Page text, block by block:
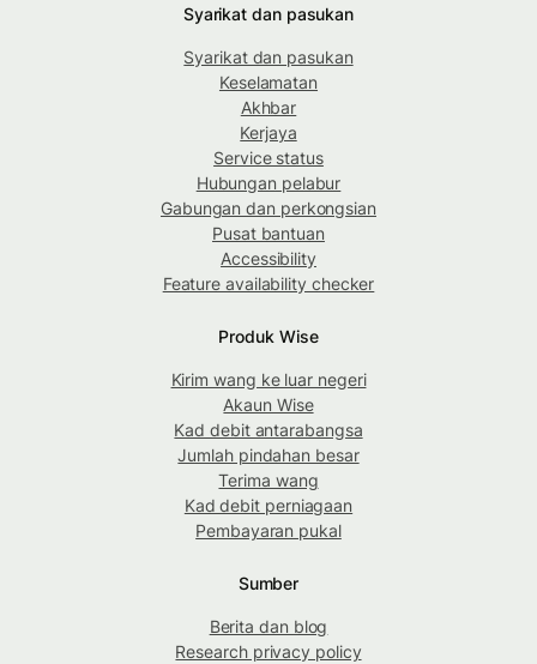
Syarikat dan pasukan
Syarikat dan pasukan
Keselamatan
Akhbar
Kerjaya
Service status
Hubungan pelabur
Gabungan dan perkongsian
Pusat bantuan
Accessibility
Feature availability checker
Produk Wise
Kirim wang ke luar negeri
Akaun Wise
Kad debit antarabangsa
Jumlah pindahan besar
Terima wang
Kad debit perniagaan
Pembayaran pukal
Sumber
Berita dan blog
Research privacy policy